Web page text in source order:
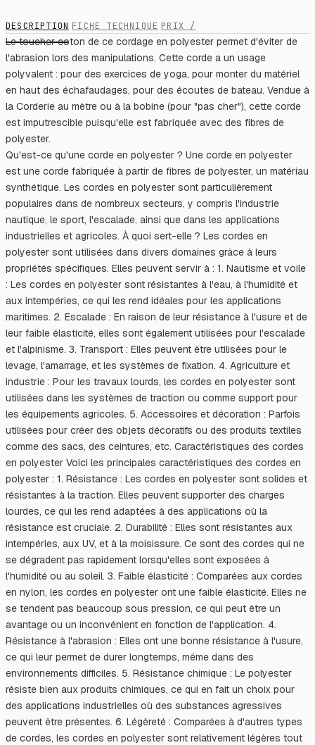
DESCRIPTION FICHE TECHNIQUE PRIX /
Le toucher coton de ce cordage en polyester permet d'éviter de
l'abrasion lors des manipulations. Cette corde a un usage
polyvalent : pour des exercices de yoga, pour monter du matériel
en haut des échafaudages, pour des écoutes de bateau. Vendue à
la Corderie au mètre ou à la bobine (pour "pas cher"), cette corde
est imputrescible puisqu'elle est fabriquée avec des fibres de
polyester.
Qu'est-ce qu'une corde en polyester ? Une corde en polyester
est une corde fabriquée à partir de fibres de polyester, un matériau
synthétique. Les cordes en polyester sont particulièrement
populaires dans de nombreux secteurs, y compris l'industrie
nautique, le sport, l'escalade, ainsi que dans les applications
industrielles et agricoles. À quoi sert-elle ? Les cordes en
polyester sont utilisées dans divers domaines grâce à leurs
propriétés spécifiques. Elles peuvent servir à : 1. Nautisme et voile
: Les cordes en polyester sont résistantes à l'eau, à l'humidité et
aux intempéries, ce qui les rend idéales pour les applications
maritimes. 2. Escalade : En raison de leur résistance à l'usure et de
leur faible élasticité, elles sont également utilisées pour l'escalade
et l'alpinisme. 3. Transport : Elles peuvent être utilisées pour le
levage, l'amarrage, et les systèmes de fixation. 4. Agriculture et
industrie : Pour les travaux lourds, les cordes en polyester sont
utilisées dans les systèmes de traction ou comme support pour
les équipements agricoles. 5. Accessoires et décoration : Parfois
utilisées pour créer des objets décoratifs ou des produits textiles
comme des sacs, des ceintures, etc. Caractéristiques des cordes
en polyester Voici les principales caractéristiques des cordes en
polyester : 1. Résistance : Les cordes en polyester sont solides et
résistantes à la traction. Elles peuvent supporter des charges
lourdes, ce qui les rend adaptées à des applications où la
résistance est cruciale. 2. Durabilité : Elles sont résistantes aux
intempéries, aux UV, et à la moisissure. Ce sont des cordes qui ne
se dégradent pas rapidement lorsqu'elles sont exposées à
l'humidité ou au soleil. 3. Faible élasticité : Comparées aux cordes
en nylon, les cordes en polyester ont une faible élasticité. Elles ne
se tendent pas beaucoup sous pression, ce qui peut être un
avantage ou un inconvénient en fonction de l'application. 4.
Résistance à l'abrasion : Elles ont une bonne résistance à l'usure,
ce qui leur permet de durer longtemps, même dans des
environnements difficiles. 5. Résistance chimique : Le polyester
résiste bien aux produits chimiques, ce qui en fait un choix pour
des applications industrielles où des substances agressives
peuvent être présentes. 6. Légèreté : Comparées à d'autres types
de cordes, les cordes en polyester sont relativement légères tout